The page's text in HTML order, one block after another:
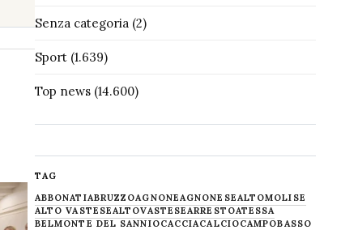
Senza categoria(2)
Sport(1.639)
Top news(14.600)
TAG
ABBONATIABRUZZOAGNONEAGNONESEALTOMOLISE
ALTO VASTESEALTOVASTESEARRESTOATESSA
BELMONTE DEL SANNIOCACCIACALCIOCAMPOBASSO